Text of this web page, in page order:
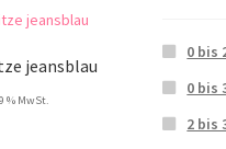
jeansblau
% MwSt.
0 bis
0 bis
2 bis